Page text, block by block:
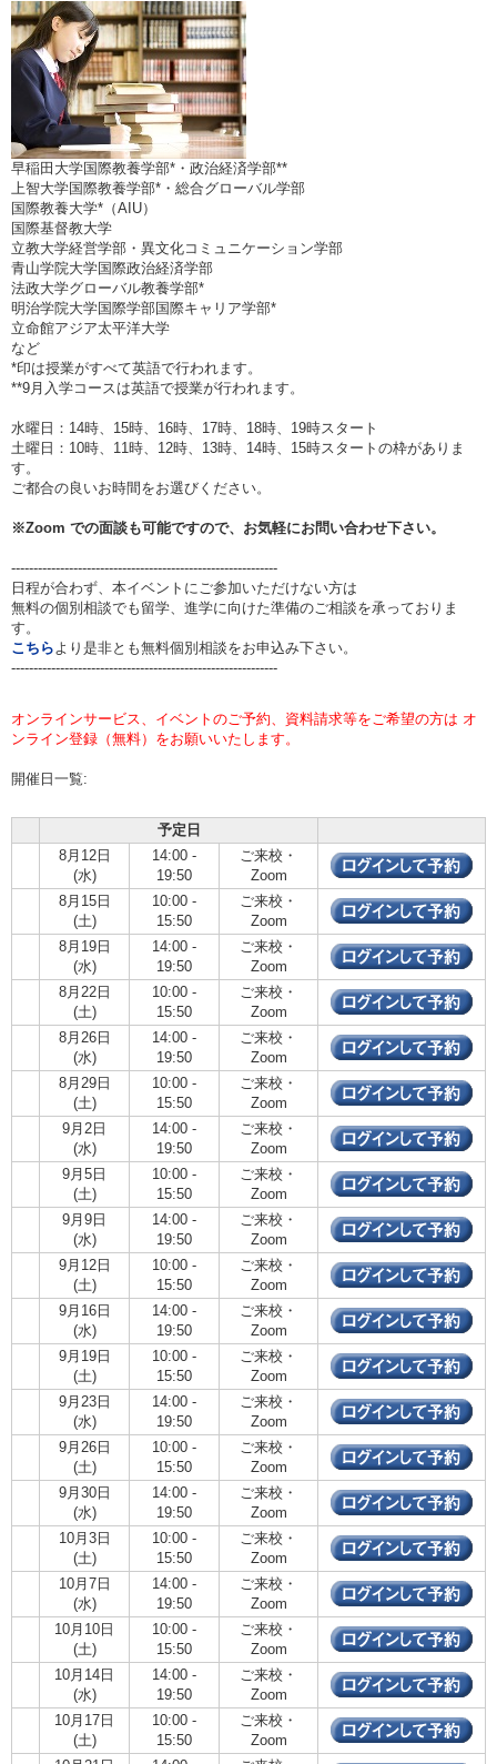
早稲田大学国際教養学部*・政治経済学部**
上智大学国際教養学部*・総合グローバル学部
国際教養大学*（AIU）
国際基督教大学
立教大学経営学部・異文化コミュニケーション学部
青山学院大学国際政治経済学部
法政大学グローバル教養学部*
明治学院大学国際学部国際キャリア学部*
立命館アジア太平洋大学
など
*印は授業がすべて英語で行われます。
**9月入学コースは英語で授業が行われます。
水曜日：14時、15時、16時、17時、18時、19時スタート
土曜日：10時、11時、12時、13時、14時、15時スタートの枠がありま
す。
ご都合の良いお時間をお選びください。
※Zoom での面談も可能ですので、お気軽にお問い合わせ下さい。
------------------------------------------------------------
日程が合わず、本イベントにご参加いただけない方は
無料の個別相談でも留学、進学に向けた準備のご相談を承っておりま
す。
こちらより是非とも無料個別相談をお申込み下さい。
------------------------------------------------------------
オンラインサービス、イベントのご予約、資料請求等をご希望の方は オ
ンライン登録（無料）をお願いいたします。
開催日一覧:
予定日
8月12日
(水)
14:00 -
19:50
ご来校・
Zoom
8月15日
(土)
10:00 -
15:50
ご来校・
Zoom
8月19日
(水)
14:00 -
19:50
ご来校・
Zoom
8月22日
(土)
10:00 -
15:50
ご来校・
Zoom
8月26日
(水)
14:00 -
19:50
ご来校・
Zoom
8月29日
(土)
10:00 -
15:50
ご来校・
Zoom
9月2日
(水)
14:00 -
19:50
ご来校・
Zoom
9月5日
(土)
10:00 -
15:50
ご来校・
Zoom
9月9日
(水)
14:00 -
19:50
ご来校・
Zoom
9月12日
(土)
10:00 -
15:50
ご来校・
Zoom
9月16日
(水)
14:00 -
19:50
ご来校・
Zoom
9月19日
(土)
10:00 -
15:50
ご来校・
Zoom
9月23日
(水)
14:00 -
19:50
ご来校・
Zoom
9月26日
(土)
10:00 -
15:50
ご来校・
Zoom
9月30日
(水)
14:00 -
19:50
ご来校・
Zoom
10月3日
(土)
10:00 -
15:50
ご来校・
Zoom
10月7日
(水)
14:00 -
19:50
ご来校・
Zoom
10月10日
(土)
10:00 -
15:50
ご来校・
Zoom
10月14日
(水)
14:00 -
19:50
ご来校・
Zoom
10月17日
(土)
10:00 -
15:50
ご来校・
Zoom